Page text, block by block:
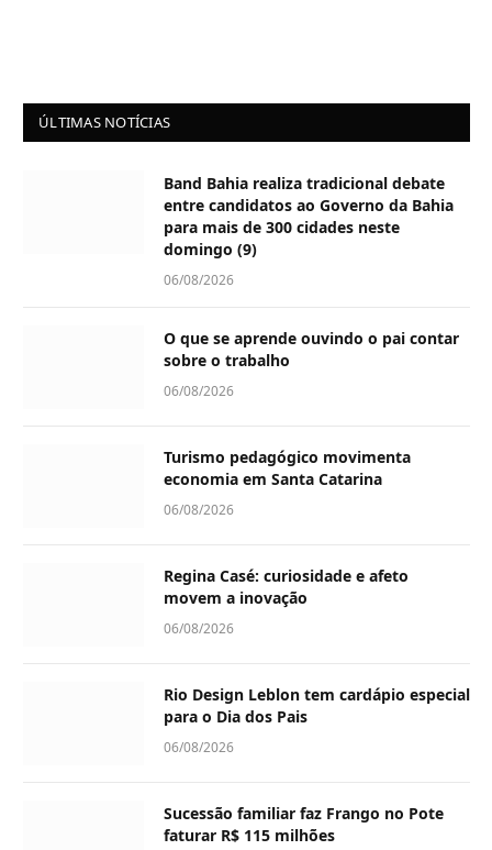
ÚLTIMAS NOTÍCIAS
Band Bahia realiza tradicional debate
entre candidatos ao Governo da Bahia
para mais de 300 cidades neste
domingo (9)
06/08/2026
O que se aprende ouvindo o pai contar
sobre o trabalho
06/08/2026
Turismo pedagógico movimenta
economia em Santa Catarina
06/08/2026
Regina Casé: curiosidade e afeto
movem a inovação
06/08/2026
Rio Design Leblon tem cardápio especial
para o Dia dos Pais
06/08/2026
Sucessão familiar faz Frango no Pote
faturar R$ 115 milhões